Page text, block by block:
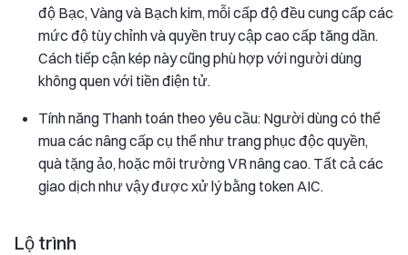
độ Bạc, Vàng và Bạch kim, mỗi cấp độ đều cung cấp các
mức độ tùy chỉnh và quyền truy cập cao cấp tăng dần.
Cách tiếp cận kép này cũng phù hợp với người dùng
không quen với tiền điện tử.
Tính năng Thanh toán theo yêu cầu: Người dùng có thể
mua các nâng cấp cụ thể như trang phục độc quyền,
quà tặng ảo, hoặc môi trường VR nâng cao. Tất cả các
giao dịch như vậy được xử lý bằng token AIC.
Lộ trình